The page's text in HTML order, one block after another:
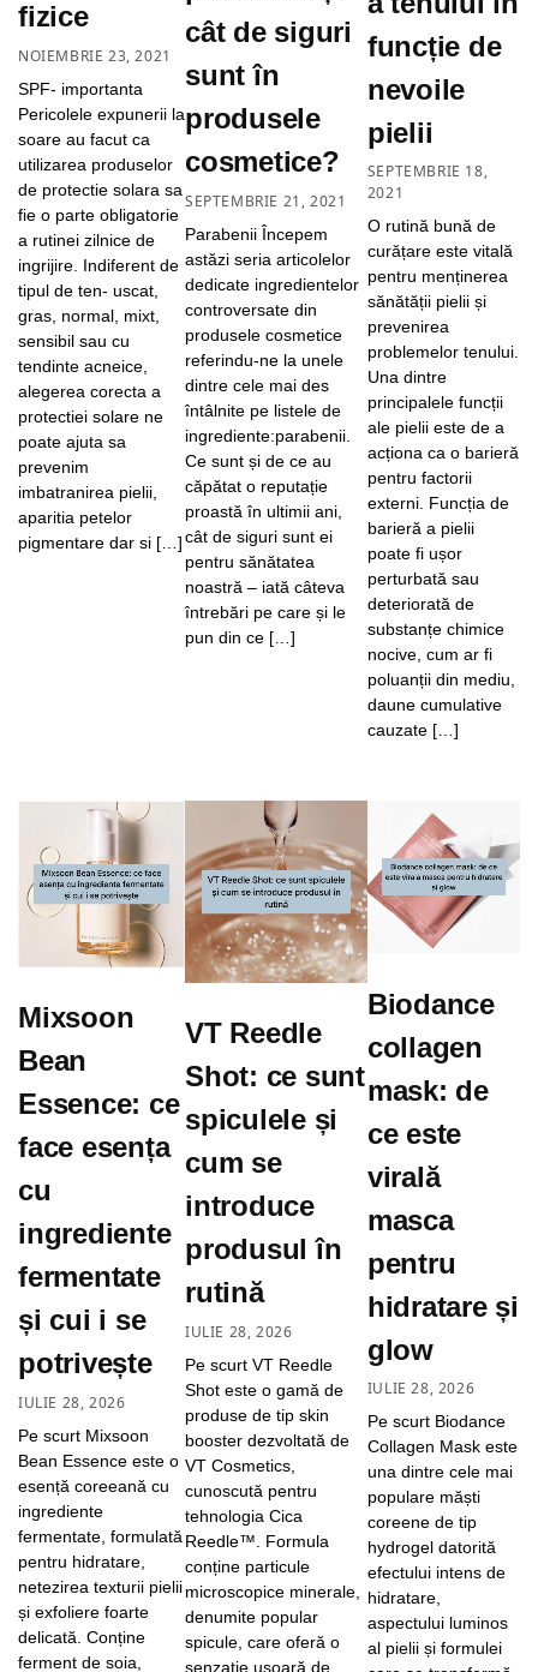
fizice
NOIEMBRIE 23, 2021
SPF- importanta
Pericolele expunerii la
soare au facut ca
utilizarea produselor
de protectie solara sa
fie o parte obligatorie
a rutinei zilnice de
ingrijire. Indiferent de
tipul de ten- uscat,
gras, normal, mixt,
sensibil sau cu
tendinte acneice,
alegerea corecta a
protectiei solare ne
poate ajuta sa
prevenim
imbatranirea pielii,
aparitia petelor
pigmentare dar si […]
cât de siguri
sunt în
produsele
cosmetice?
SEPTEMBRIE 21, 2021
Parabenii Începem
astăzi seria articolelor
dedicate ingredientelor
controversate din
produsele cosmetice
referindu-ne la unele
dintre cele mai des
întâlnite pe listele de
ingrediente:parabenii.
Ce sunt și de ce au
căpătat o reputație
proastă în ultimii ani,
cât de siguri sunt ei
pentru sănătatea
noastră – iată câteva
întrebări pe care și le
pun din ce […]
funcție de
nevoile
pielii
SEPTEMBRIE 18,
2021
O rutină bună de
curățare este vitală
pentru menținerea
sănătății pielii și
prevenirea
problemelor tenului.
Una dintre
principalele funcții
ale pielii este de a
acționa ca o barieră
pentru factorii
externi. Funcția de
barieră a pielii
poate fi ușor
perturbată sau
deteriorată de
substanțe chimice
nocive, cum ar fi
poluanții din mediu,
daune cumulative
cauzate […]
Mixsoon
Bean
Essence: ce
face esența
cu
ingrediente
fermentate
și cui i se
potrivește
IULIE 28, 2026
Pe scurt Mixsoon
Bean Essence este o
esență coreeană cu
ingrediente
fermentate, formulată
pentru hidratare,
netezirea texturii pielii
și exfoliere foarte
delicată. Conține
ferment de soia,
VT Reedle
Shot: ce sunt
spiculele și
cum se
introduce
produsul în
rutină
IULIE 28, 2026
Pe scurt VT Reedle
Shot este o gamă de
produse de tip skin
booster dezvoltată de
VT Cosmetics,
cunoscută pentru
tehnologia Cica
Reedle™. Formula
conține particule
microscopice minerale,
denumite popular
spicule, care oferă o
senzație ușoară de
Biodance
collagen
mask: de
ce este
virală
masca
pentru
hidratare și
glow
IULIE 28, 2026
Pe scurt Biodance
Collagen Mask este
una dintre cele mai
populare măști
coreene de tip
hydrogel datorită
efectului intens de
hidratare,
aspectului luminos
al pielii și formulei